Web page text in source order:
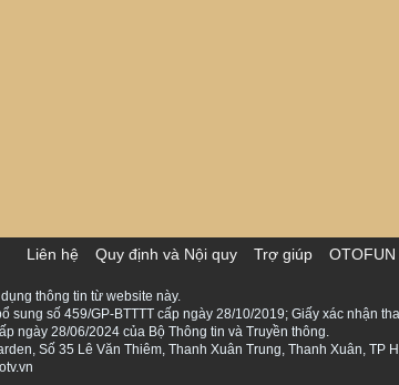
Liên hệ Quy định và Nội quy Trợ giúp OTOFUN
thông tin từ website này.
số 459/GP-BTTTT cấp ngày 28/10/2019; Giấy xác nhận
ngày 28/06/2024 của Bộ Thông tin và Truyền thông.
Số 35 Lê Văn Thiêm, Thanh Xuân Trung, Thanh Xuân, TP